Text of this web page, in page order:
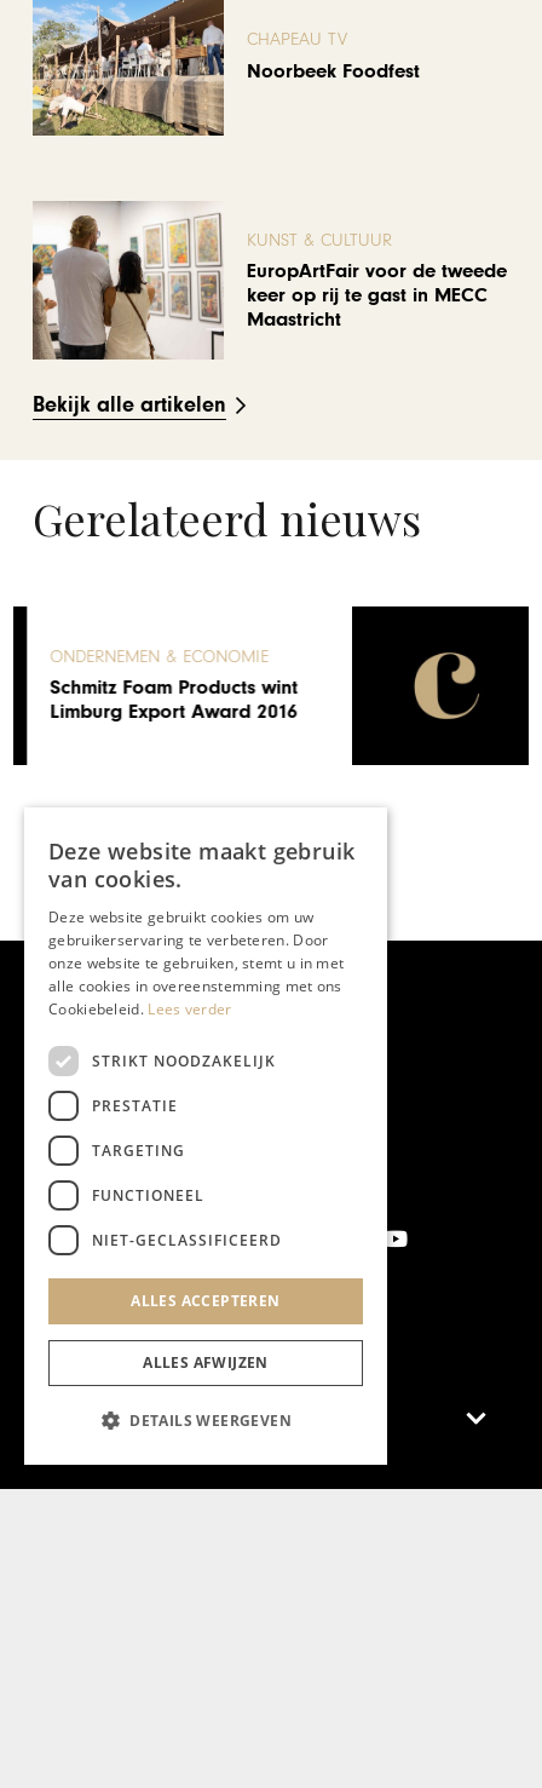
CHAPEAU TV
Noorbeek Foodfest
KUNST & CULTUUR
EuropArtFair voor de tweede
keer op rij te gast in MECC
Maastricht
Bekijk alle artikelen
Gerelateerd nieuws
ONDERNEMEN & ECONOMIE
SKAL AWARD 2019 voor
Sylvain Sleypen
Aanmelden nieuwsbrief
Magazine
Deze website maakt gebruik
van cookies.
Deze website gebruikt cookies om uw
gebruikerservaring te verbeteren. Door
onze website te gebruiken, stemt u in met
alle cookies in overeenstemming met ons
Cookiebeleid. Lees verder
STRIKT NOODZAKELIJK
PRESTATIE
TARGETING
FUNCTIONEEL
NIET-GECLASSIFICEERD
ALLES ACCEPTEREN
ALLES AFWIJZEN
DETAILS WEERGEVEN